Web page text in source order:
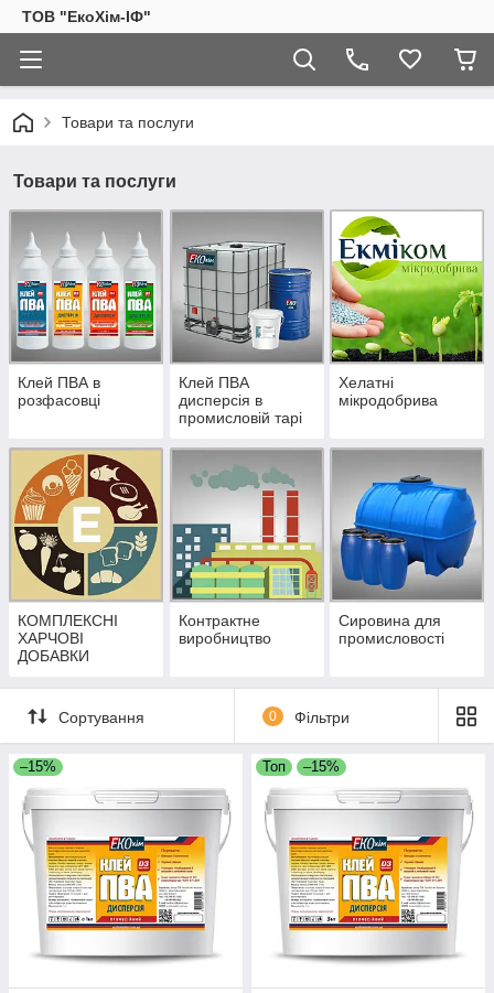
ТОВ "ЕкоХім-ІФ"
Товари та послуги
Товари та послуги
Клей ПВА в
розфасовці
Клей ПВА
дисперсія в
промисловій тарі
Хелатні
мікродобрива
КОМПЛЕКСНІ
ХАРЧОВІ
ДОБАВКИ
Контрактне
виробництво
Сировина для
промисловості
Сортування 0 Фільтри
–15% Топ –15%